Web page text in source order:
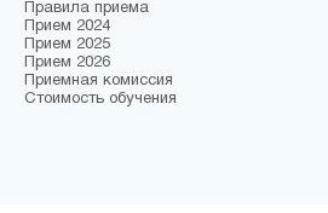
Правила приема
Прием 2024
Прием 2025
Прием 2026
Приемная комиссия
Стоимость обучения